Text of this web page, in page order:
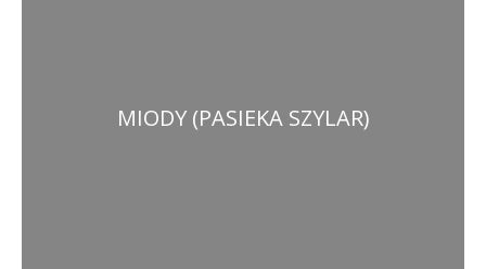
MIODY (PASIEKA SZYLAR)